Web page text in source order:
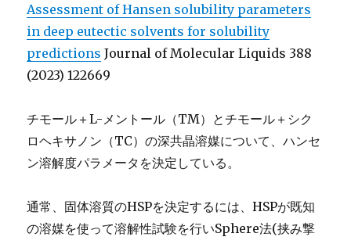
Assessment of Hansen solubility parameters
in deep eutectic solvents for solubility
predictions Journal of Molecular Liquids 388
(2023) 122669
チモール＋L-メントール（TM）とチモール＋シク
ロヘキサノン（TC）の深共晶溶媒について、ハンセ
ン溶解度パラメータを決定している。
通常、固体溶質のHSPを決定するには、HSPが既知
の溶媒を使って溶解性試験を行いSphere法(挟み撃